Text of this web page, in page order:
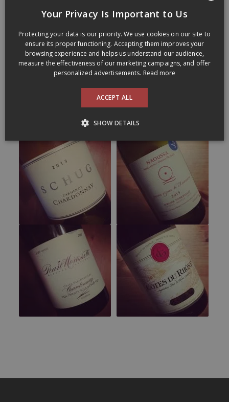
Your Privacy Is Important to Us
Protecting your data is our priority. We use cookies on our site to
ensure its proper functioning. Accepting them improves your
browsing experience and helps us understand our audience,
measure the effectiveness of our marketing campaigns, and offer
personalized advertisements. Read more
ACCEPT ALL
SHOW DETAILS